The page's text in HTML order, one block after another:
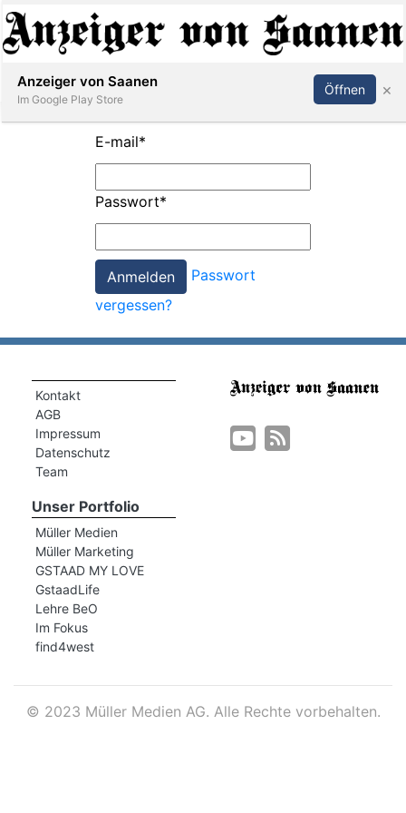
Abonnieren Anmelden
E-mail*
Passwort*
Passwort
vergessen?
Kontakt
AGB
Impressum
Datenschutz
Team
Unser Portfolio
Müller Medien
Müller Marketing
GSTAAD MY LOVE
GstaadLife
Lehre BeO
Im Fokus
find4west
© 2023 Müller Medien AG. Alle Rechte vorbehalten.
Anzeiger von Saanen
Im Google Play Store
Öffnen ×